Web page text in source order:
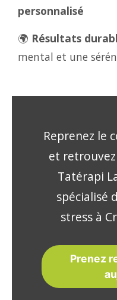
personnalisé
🌍 Résultats
mental et une
Reprenez le
et
Tatérapi
spécialisé
stress à
Prenez